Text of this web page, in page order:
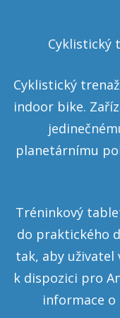
Cyklistický
Cyklistický
indoor bike.
planetárnímu
Tréninkový
do praktického
tak, aby uživatel
k dispozici pro
informace